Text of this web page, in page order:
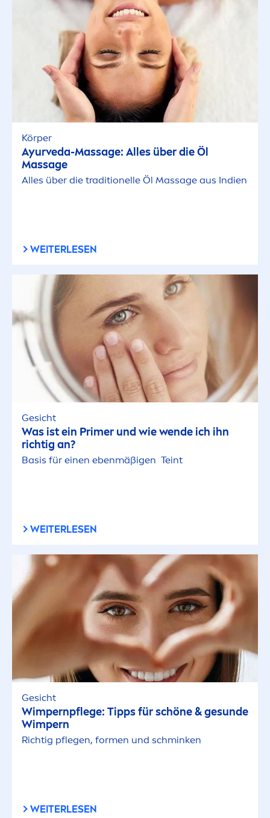
Körper
Ayurveda-Massage: Alles über die Öl
Massage
Alles über die traditionelle Öl Massage aus Indien
WEITERLESEN
Gesicht
Was ist ein Primer und wie wende ich ihn
richtig an?
Basis für einen ebenmäßigen Teint
WEITERLESEN
Gesicht
Wimpernpflege: Tipps für schöne & gesunde
Wimpern
Richtig pflegen, formen und schminken
WEITERLESEN